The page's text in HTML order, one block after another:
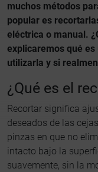
muchos métodos
popular es
eléctrica o manual.
explicaremos qué
utilizarla y si
¿Qué es el
Recortar significa
deseados de las
pinzas en que no
intacto bajo la
suavemente, sin la